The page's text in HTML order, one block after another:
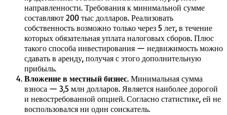
направленности. Требования к минимальной сумме
составляют 200 тыс долларов. Реализовать
собственность возможно только через 5 лет, в течение
которых обязательная уплата налоговых сборов. Плюс
такого способа инвестирования — недвижимость можно
сдавать в аренду, получая с этого дополнительную
прибыль.
Вложение в местный бизнес. Минимальная сумма
взноса — 3,5 млн долларов. Является наиболее дорогой
и невостребованной опцией. Согласно статистике, ей не
воспользовался ни один соискатель.